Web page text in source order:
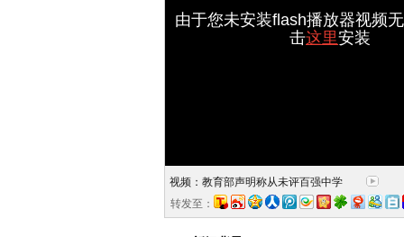
由于您未安装flash播放器视频
击这里安装
视频：教育部声明称从未评百强中学
转发至：